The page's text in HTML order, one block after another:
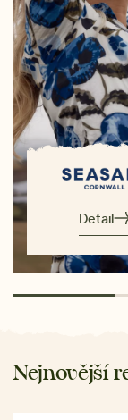
Detail
Nejnovější